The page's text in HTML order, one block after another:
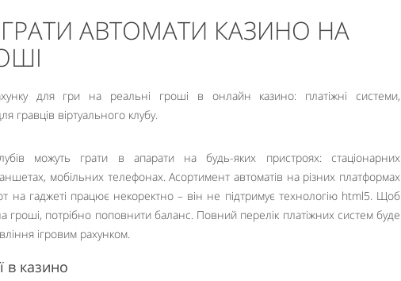
АВТОМАТИ КАЗИНО НА
для гри на реальні гроші в онлайн казино: платіжні системи,
гравців віртуального клубу.
можуть грати в апарати на будь-яких пристроях: стаціонарних
мобільних телефонах. Асортимент автоматів на різних платформах
на гаджеті працює некоректно – він не підтримує технологію html5. Щоб
гроші, потрібно поповнити баланс. Повний перелік платіжних систем буде
ігровим рахунком.
в казино